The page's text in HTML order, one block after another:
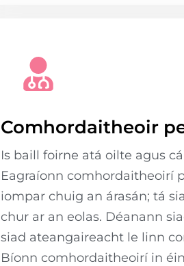
Comhordaitheoir
Is baill foirne atá oilte agus
Eagraíonn comhordaitheoirí
iompar chuig an árasán; tá
chur ar an eolas. Déanann
siad ateangaireacht le linn
Bíonn comhordaitheoirí in